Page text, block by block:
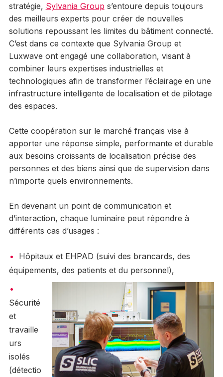
stratégie, Sylvania Group s’entoure depuis toujours
des meilleurs experts pour créer de nouvelles
solutions repoussant les limites du bâtiment connecté.
C’est dans ce contexte que Sylvania Group et
Luxwave ont engagé une collaboration, visant à
combiner leurs expertises industrielles et
technologiques afin de transformer l’éclairage en une
infrastructure intelligente de localisation et de pilotage
des espaces.
Cette coopération sur le marché français vise à
apporter une réponse simple, performante et durable
aux besoins croissants de localisation précise des
personnes et des biens ainsi que de supervision dans
n’importe quels environnements.
En devenant un point de communication et
d’interaction, chaque luminaire peut répondre à
différents cas d’usages :
Hôpitaux et EHPAD (suivi des brancards, des
équipements, des patients et du personnel),
Sécurité
et
travaille
urs
isolés
(détectio